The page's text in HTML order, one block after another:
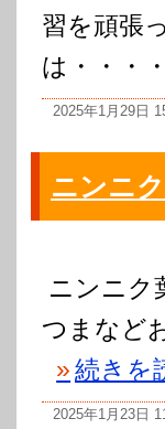
習を頑張
は・・・
2025年1月29日
ニンニ
ニンニク
つまなど
»続きを
2025年1月23日